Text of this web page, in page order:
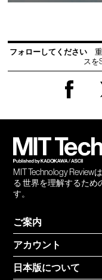
フォローしてください
スを
MIT Technology
る 世界を理解するため
す。
ご案内
アカウント
日本版について